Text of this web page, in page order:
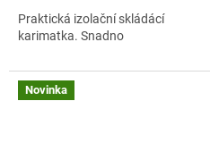
Praktická izolační skládácí
karimatka. Snadno
Novinka